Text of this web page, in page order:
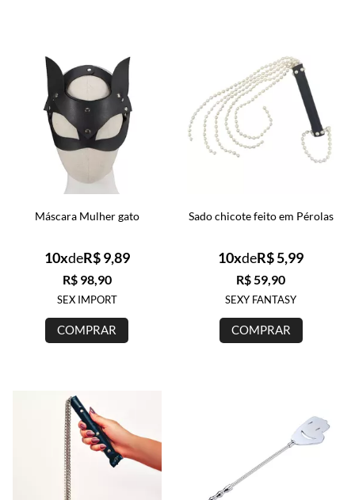
Máscara Mulher gato
R$ 98,90
10xdeR$ 9,89
SEX IMPORT
COMPRAR
Sado chicote feito em Pérolas
R$ 59,90
10xdeR$ 5,99
SEXY FANTASY
COMPRAR